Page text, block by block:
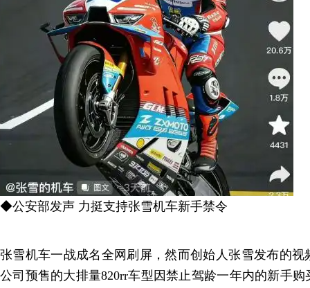
◆公安部发声 力挺支持张雪机车新手禁令
张雪机车一战成名全网刷屏，然而创始人张雪发布的
公司预售的大排量820rr车型因禁止驾龄一年内的新手